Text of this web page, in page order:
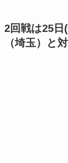
2回戦は25日
（埼玉）と